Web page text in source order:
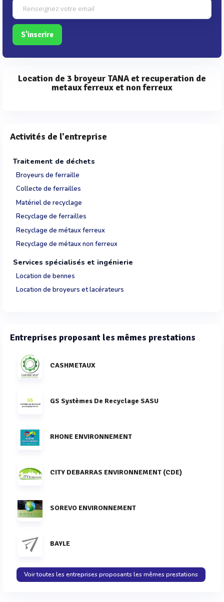
S'inscrire
Location de 3 broyeur TANA et recuperation de
metaux ferreux et non ferreux
Activités de l'entreprise
Traitement de déchets
Broyeurs de ferraille
Collecte de ferrailles
Matériel de recyclage
Recyclage de ferrailles
Recyclage de métaux ferreux
Recyclage de métaux non ferreux
Services spécialisés et ingénierie
Location de bennes
Location de broyeurs et lacérateurs
Entreprises proposant les mêmes prestations
CASHMETAUX
GS Systèmes De Recyclage SASU
RHONE ENVIRONNEMENT
CITY DEBARRAS ENVIRONNEMENT (CDE)
SOREVO ENVIRONNEMENT
BAYLE
Voir toutes les entreprises proposants les mêmes prestations